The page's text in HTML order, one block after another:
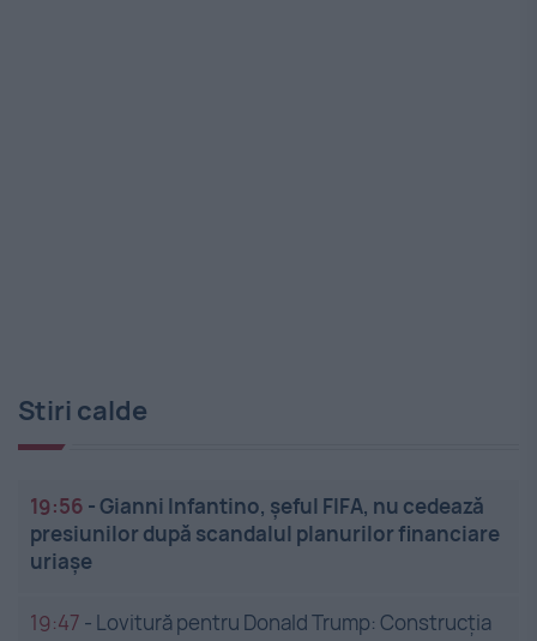
Stiri calde
19:56 -Gianni Infantino, șeful FIFA, nu cedează
presiunilor după scandalul planurilor financiare
uriașe
19:47 - Lovitură pentru Donald Trump: Construcția